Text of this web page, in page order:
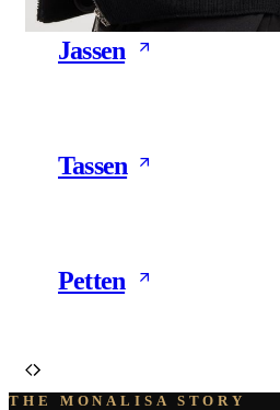
Jassen
Tassen
Petten
THE MONALISA STORY